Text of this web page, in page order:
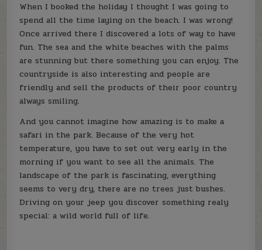
When I booked the holiday I thought I was going to
spend all the time laying on the beach. I was wrong!
Once arrived there I discovered a lots of way to have
fun. The sea and the white beaches with the palms
are stunning but there something you can enjoy. The
countryside is also interesting and people are
friendly and sell the products of their poor country
always smiling.
And you cannot imagine how amazing is to make a
safari in the park. Because of the very hot
temperature, you have to set out very early in the
morning if you want to see all the animals. The
landscape of the park is fascinating, everything
seems to very dry, there are no trees just bushes.
Driving on your jeep you discover something realy
special: a wild world full of life.